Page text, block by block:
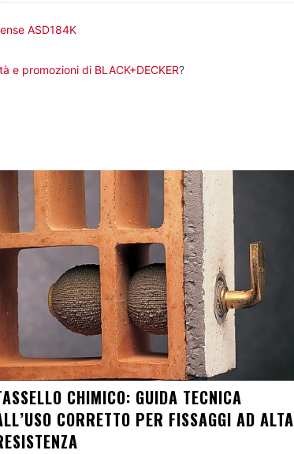
ASD184K
e promozioni di BLACK+DECKER?
CHIMICO: GUIDA TECNICA
CORRETTO PER FISSAGGI AD ALTA